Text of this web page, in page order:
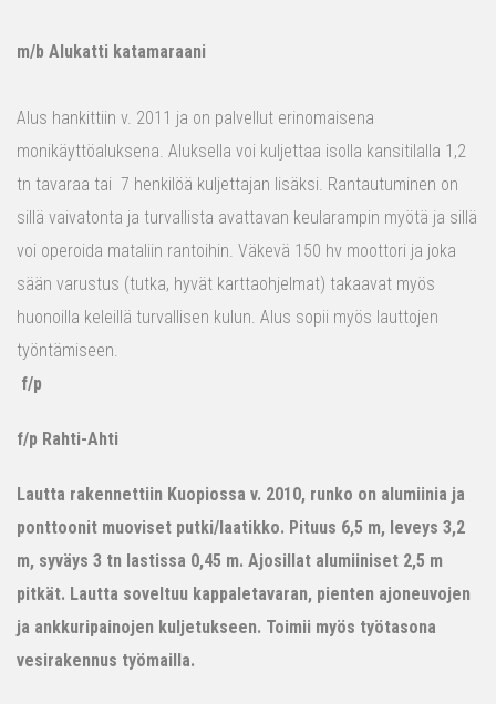
m/b Alukatti katamaraani
Alus hankittiin v. 2011 ja on palvellut erinomaisena
monikäyttöaluksena. Aluksella voi kuljettaa isolla kansitilalla 1,2
tn tavaraa tai 7 henkilöä kuljettajan lisäksi. Rantautuminen on
sillä vaivatonta ja turvallista avattavan keularampin myötä ja sillä
voi operoida mataliin rantoihin. Väkevä 150 hv moottori ja joka
sään varustus (tutka, hyvät karttaohjelmat) takaavat myös
huonoilla keleillä turvallisen kulun. Alus sopii myös lauttojen
työntämiseen.
f/p
f/p Rahti-Ahti
Lautta rakennettiin Kuopiossa v. 2010, runko on alumiinia ja
ponttoonit muoviset putki/laatikko. Pituus 6,5 m, leveys 3,2
m, syväys 3 tn lastissa 0,45 m. Ajosillat alumiiniset 2,5 m
pitkät. Lautta soveltuu kappaletavaran, pienten ajoneuvojen
ja ankkuripainojen kuljetukseen. Toimii myös työtasona
vesirakennus työmailla.